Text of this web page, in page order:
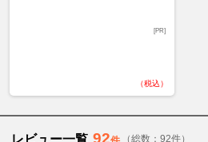
[PR]
（税込）
レビュー一覧 92 （総数：92件）